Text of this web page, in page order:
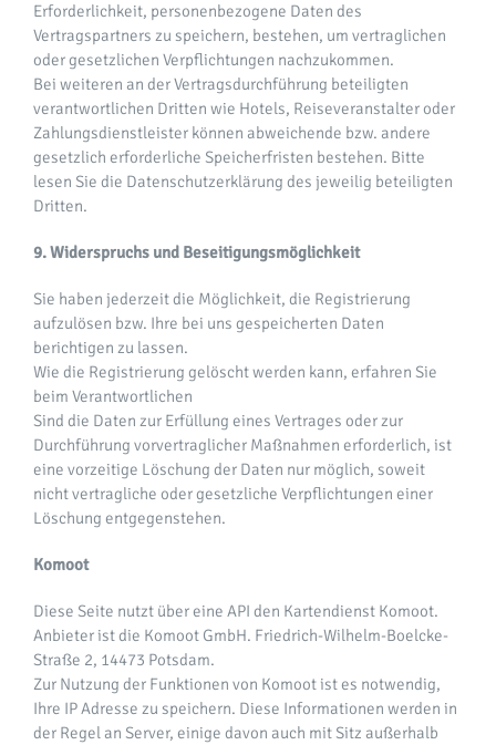
Erforderlichkeit, personenbezogene Daten des
Vertragspartners zu speichern, bestehen, um vertraglichen
oder gesetzlichen Verpflichtungen nachzukommen.
Bei weiteren an der Vertragsdurchführung beteiligten
verantwortlichen Dritten wie Hotels, Reiseveranstalter oder
Zahlungsdienstleister können abweichende bzw. andere
gesetzlich erforderliche Speicherfristen bestehen. Bitte
lesen Sie die Datenschutzerklärung des jeweilig beteiligten
Dritten.
9. Widerspruchs und Beseitigungsmöglichkeit
Sie haben jederzeit die Möglichkeit, die Registrierung
aufzulösen bzw. Ihre bei uns gespeicherten Daten
berichtigen zu lassen.
Wie die Registrierung gelöscht werden kann, erfahren Sie
beim Verantwortlichen
Sind die Daten zur Erfüllung eines Vertrages oder zur
Durchführung vorvertraglicher Maßnahmen erforderlich, ist
eine vorzeitige Löschung der Daten nur möglich, soweit
nicht vertragliche oder gesetzliche Verpflichtungen einer
Löschung entgegenstehen.
Komoot
Diese Seite nutzt über eine API den Kartendienst Komoot.
Anbieter ist die Komoot GmbH. Friedrich-Wilhelm-Boelcke-
Straße 2, 14473 Potsdam.
Zur Nutzung der Funktionen von Komoot ist es notwendig,
Ihre IP Adresse zu speichern. Diese Informationen werden in
der Regel an Server, einige davon auch mit Sitz außerhalb